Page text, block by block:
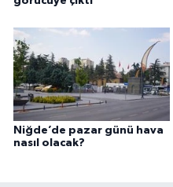
Niğde’de pazar günü hava
nasıl olacak?